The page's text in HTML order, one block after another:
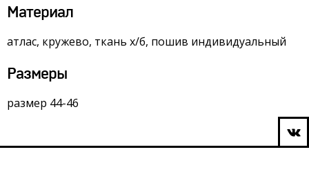
Материал
атлас, кружево, ткань х/б, пошив индивидуальный
Размеры
размер 44-46